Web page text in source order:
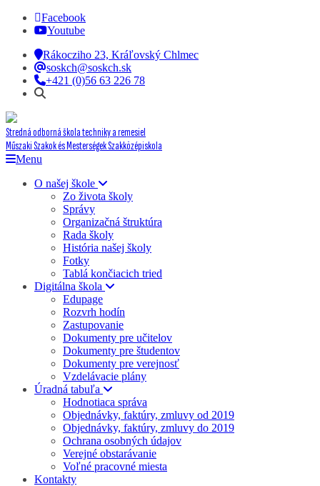
Facebook
Youtube
Rákocziho 23, Kráľovský Chlmec
soskch@soskch.sk
+421 (0)56 63 226 78
Stredná odborná škola techniky a remesiel
Műszaki Szakok és Mesterségek Szakközépiskola
Menu
O našej škole
Zo života školy
Správy
Organizačná štruktúra
Rada školy
História našej školy
Fotky
Tablá končiacich tried
Digitálna škola
Edupage
Rozvrh hodín
Zastupovanie
Dokumenty pre učitelov
Dokumenty pre študentov
Dokumenty pre verejnosť
Vzdelávacie plány
Úradná tabuľa
Hodnotiaca správa
Objednávky, faktúry, zmluvy od 2019
Objednávky, faktúry, zmluvy do 2019
Ochrana osobných údajov
Verejné obstarávanie
Voľné pracovné miesta
Kontakty